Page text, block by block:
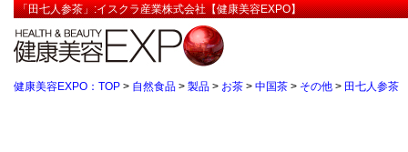
「田七人参茶」:イスクラ産業株式会社【健康美容EXPO】
健康美容EXPO：TOP > 自然食品 > 製品 > お茶 > 中国茶 > その他 > 田七人参茶